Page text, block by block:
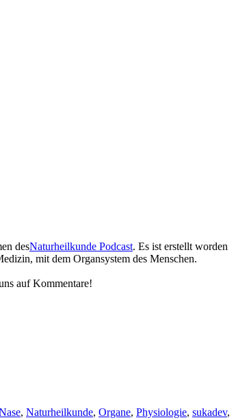
desNaturheilkunde Podcast. Es ist erstellt worden
mit dem Organsystem des Menschen.
auf Kommentare!
, Naturheilkunde, Organe, Physiologie, sukadev,